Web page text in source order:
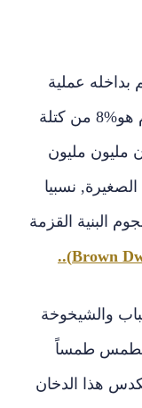
عملية
الاندماج النووي فيسلك مسلك النجوم هو‏8%‏ من كتلة
مليون مليون
نسبيا
البنية القزمة
والشيخوخة
فتطمس طمساً
هذا الدخان